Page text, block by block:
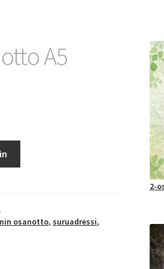
A5
osanotto, suruadressi,
2-